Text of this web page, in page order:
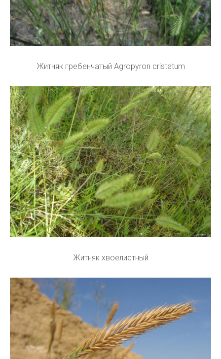
Житняк гребенчатый Agropyron cristatum
Житняк хвоелистный